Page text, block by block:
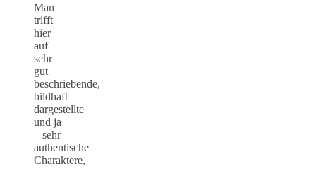
Man
trifft
hier
auf
sehr
gut
beschriebende,
bildhaft
dargestellte
und ja
– sehr
authentische
Charaktere,